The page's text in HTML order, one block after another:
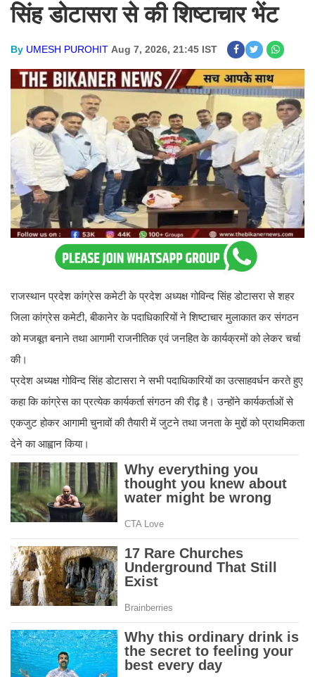
सिंह डोटासरा से की शिष्टाचार भेंट
By UMESH PUROHIT Aug 7, 2026, 21:45 IST
राजस्थान प्रदेश कांग्रेस कमेटी के प्रदेश अध्यक्ष गोविन्द सिंह डोटासरा से शहर
जिला कांग्रेस कमेटी, बीकानेर के पदाधिकारियों ने शिष्टाचार मुलाकात कर संगठन
को मजबूत बनाने तथा आगामी राजनीतिक एवं जनहित के कार्यक्रमों को लेकर चर्चा
की।
प्रदेश अध्यक्ष गोविन्द सिंह डोटासरा ने सभी पदाधिकारियों का उत्साहवर्धन करते हुए
कहा कि कांग्रेस का प्रत्येक कार्यकर्ता संगठन की रीढ़ है। उन्होंने कार्यकर्ताओं से
एकजुट होकर आगामी चुनावों की तैयारी में जुटने तथा जनता के मुद्दों को प्राथमिकता
देने का आह्वान किया।